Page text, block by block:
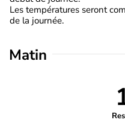
Les températures seront
de la journée.
Matin